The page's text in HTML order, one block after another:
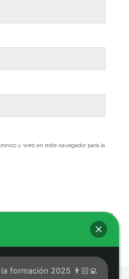
y web en este navegador para la
talleres y eventos de la Escuela
formación 2025 👨🏻‍💻